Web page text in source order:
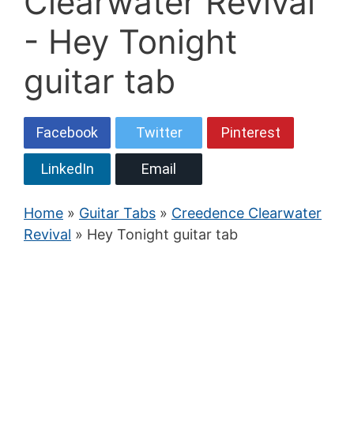
- Hey Tonight
guitar tab
Facebook Twitter Pinterest
LinkedIn Email
Home » Guitar Tabs » Creedence Clearwater
Revival » Hey Tonight guitar tab